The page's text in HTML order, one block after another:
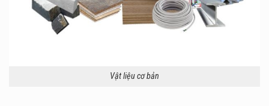
Vật liệu cơ bản